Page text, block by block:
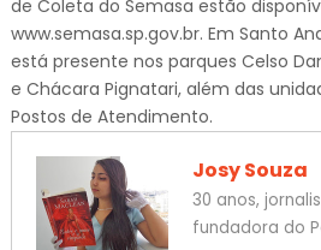
de Coleta do Semasa estão
www.semasa.sp.gov.br. Em Santo
está presente nos parques Celso
e Chácara Pignatari, além das
Postos de Atendimento.
Josy Souza
30 anos,
fundadora do